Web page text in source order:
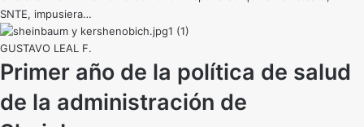
SNTE, impusiera…
GUSTAVO LEAL F.
Primer año de la política de salud
de la administración de